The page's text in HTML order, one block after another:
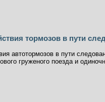
тормозов в пути
автотормозов в пути
груженого поезда и